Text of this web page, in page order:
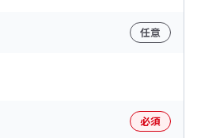
任意
必須